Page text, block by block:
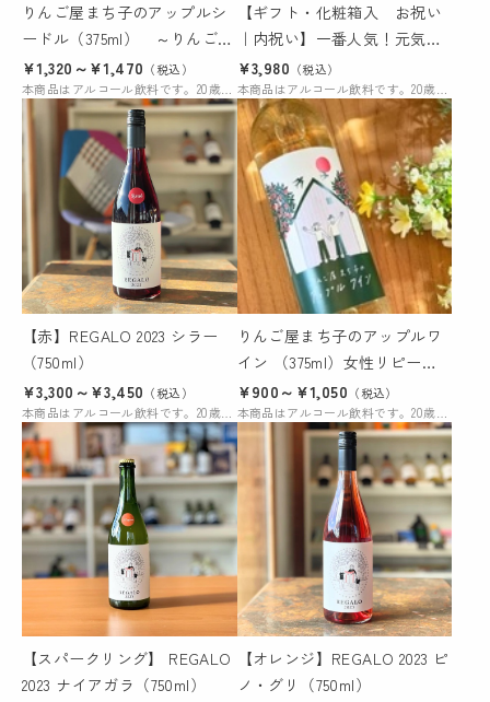
りんご屋まち子のアップルシ
ードル（375ml） ～りんご３
姉妹ピンク～
¥1,320～¥1,470 （税込）
【ギフト・化粧箱入 お祝い
｜内祝い】一番人気！元気な
泡の乾杯とゆったりワインタ
イム（シードル／アップルワ
イン）
¥3,980 （税込）
【赤】REGALO 2023 シラー
（750ml）
¥3,300～¥3,450 （税込）
りんご屋まち子のアップルワ
イン （375ml）女性リピータ
ーの多い優しい味わいのワイ
ン
¥900～¥1,050 （税込）
【スパークリング】 REGALO
2023 ナイアガラ（750ml）
【オレンジ】REGALO 2023 ピ
ノ・グリ（750ml）